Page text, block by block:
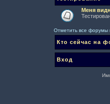
Меня
Отметить все форумы
Кто сейчас на
Вход